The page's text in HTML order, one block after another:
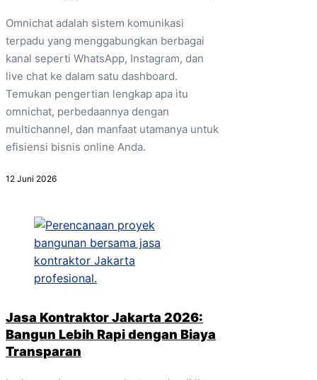
Omnichat adalah sistem komunikasi
terpadu yang menggabungkan berbagai
kanal seperti WhatsApp, Instagram, dan
live chat ke dalam satu dashboard.
Temukan pengertian lengkap apa itu
omnichat, perbedaannya dengan
multichannel, dan manfaat utamanya untuk
efisiensi bisnis online Anda.
12 Juni 2026
Jasa Kontraktor Jakarta 2026:
Bangun Lebih Rapi dengan Biaya
Transparan